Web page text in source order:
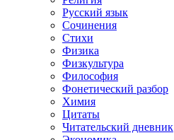
Русский язык
Сочинения
Стихи
Физика
Физкультура
Философия
Фонетический разбор
Химия
Цитаты
Читательский дневник